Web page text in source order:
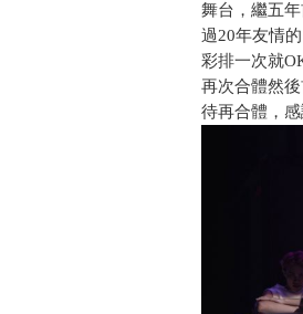
舞台，繼五
過20年友情
彩排一次就
再次合體然
待再合體，